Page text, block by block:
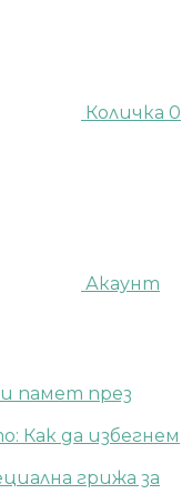
Количка 0
Акаунт
памет през
Как да избегнем
грижа за